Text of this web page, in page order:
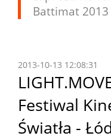
Battimat 2013
2013-10-13 12:08:31
Festiwal
Światła -